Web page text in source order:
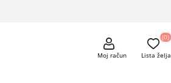
Moj račun Lista želja
(0)